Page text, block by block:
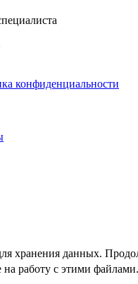
конфиденциальности
хранения данных.
на работу с этими файлами.